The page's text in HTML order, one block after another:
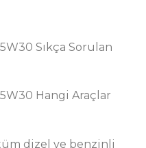
Sıkça Sorulan
Hangi Araçlar
dizel ve benzinli